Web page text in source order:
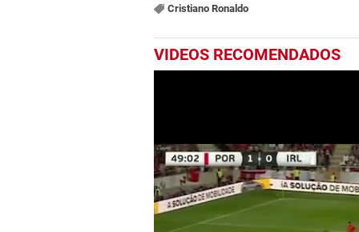
Cristiano Ronaldo
VIDEOS RECOMENDADOS